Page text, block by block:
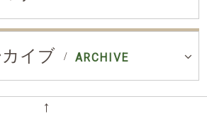
イブ ARCHIVE
←